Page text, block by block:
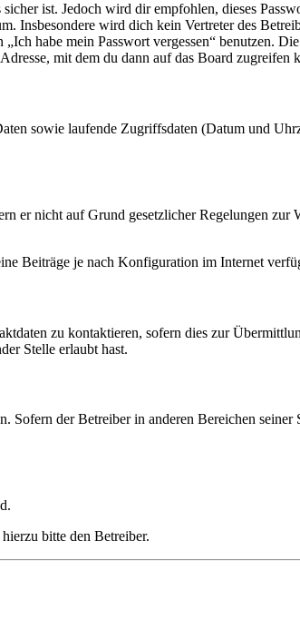
ist. Jedoch wird dir empfohlen, dieses
Insbesondere wird dich kein Vertreter des
habe mein Passwort vergessen“ benutzen.
mit dem du dann auf das Board zugreifen
sowie laufende Zugriffsdaten (Datum und
er nicht auf Grund gesetzlicher Regelungen
Beiträge je nach Konfiguration im Internet
zu kontaktieren, sofern dies zur
Stelle erlaubt hast.
der Betreiber in anderen Bereichen
bitte den Betreiber.